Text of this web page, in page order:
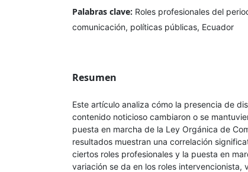
Palabras clave: Roles profesionales del
comunicación, políticas públicas, Ecuador
Resumen
Este artículo analiza cómo la presencia de
contenido noticioso cambiaron o se
puesta en marcha de la Ley Orgánica de
resultados muestran una correlación
ciertos roles profesionales y la puesta en
variación se da en los roles intervencionista,